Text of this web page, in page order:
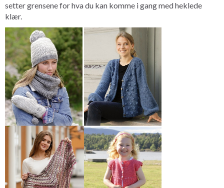
setter grensene for hva du kan komme i gang med heklede
klær.